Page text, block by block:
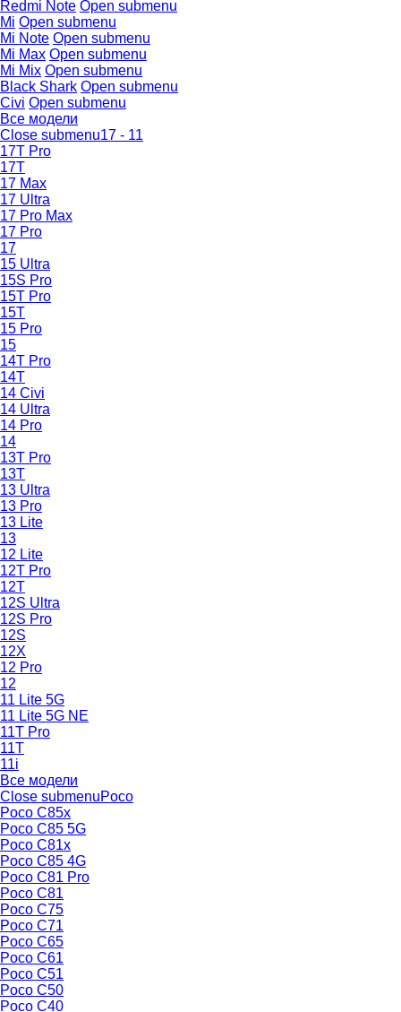
Redmi Note Open submenu
Mi Open submenu
Mi Note Open submenu
Mi Max Open submenu
Mi Mix Open submenu
Black Shark Open submenu
Civi Open submenu
Все модели
Close submenu17 - 11
17T Pro
17T
17 Max
17 Ultra
17 Pro Max
17 Pro
17
15 Ultra
15S Pro
15T Pro
15T
15 Pro
15
14T Pro
14T
14 Civi
14 Ultra
14 Pro
14
13T Pro
13T
13 Ultra
13 Pro
13 Lite
13
12 Lite
12T Pro
12T
12S Ultra
12S Pro
12S
12X
12 Pro
12
11 Lite 5G
11 Lite 5G NE
11T Pro
11T
11i
Все модели
Close submenuPoco
Poco C85x
Poco C85 5G
Poco C81x
Poco C85 4G
Poco C81 Pro
Poco C81
Poco C75
Poco C71
Poco C65
Poco C61
Poco C51
Poco C50
Poco C40